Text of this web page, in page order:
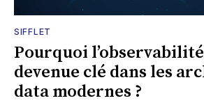
SIFFLET
Pourquoi
devenue clé dans les
data modernes ?